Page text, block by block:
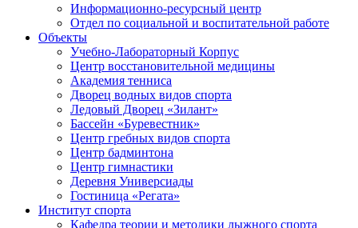
Информационно-ресурсный центр
Отдел по социальной и воспитательной работе
Объекты
Учебно-Лабораторный Корпус
Центр восстановительной медицины
Академия тенниса
Дворец водных видов спорта
Ледовый Дворец «Зилант»
Бассейн «Буревестник»
Центр гребных видов спорта
Центр бадминтона
Центр гимнастики
Деревня Универсиады
Гостиница «Регата»
Институт спорта
Кафедра теории и методики лыжного спорта